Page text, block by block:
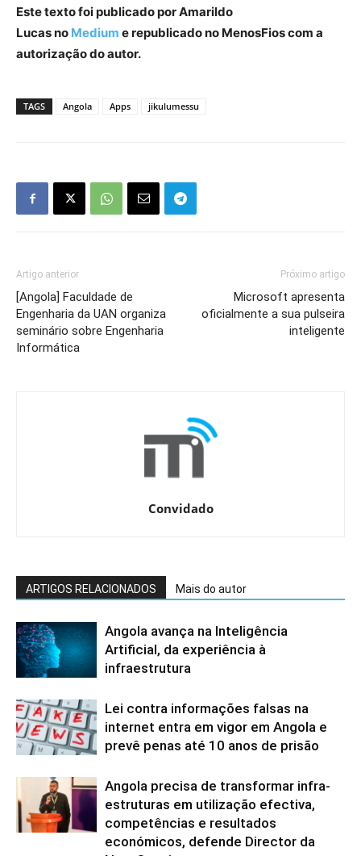
Este texto foi publicado por Amarildo
Lucas no Medium e republicado no MenosFios com a
autorização do autor.
TAGS Angola Apps jikulumessu
Artigo anterior
[Angola] Faculdade de
Engenharia da UAN organiza
seminário sobre Engenharia
Informática
Próximo artigo
Microsoft apresenta
oficialmente a sua pulseira
inteligente
Convidado
ARTIGOS RELACIONADOS Mais do autor
Angola avança na Inteligência
Artificial, da experiência à
infraestrutura
Lei contra informações falsas na
internet entra em vigor em Angola e
prevê penas até 10 anos de prisão
Angola precisa de transformar infra-
estruturas em utilização efectiva,
competências e resultados
económicos, defende Director da